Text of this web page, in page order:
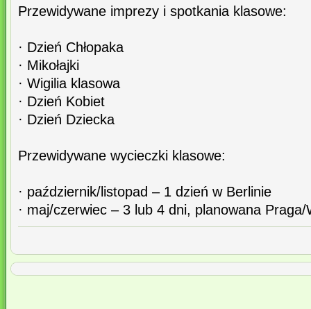
Przewidywane imprezy i spotkania klasowe:
· Dzień Chłopaka
· Mikołajki
· Wigilia klasowa
· Dzień Kobiet
· Dzień Dziecka
Przewidywane wycieczki klasowe:
· październik/listopad – 1 dzień w Berlinie
· maj/czerwiec – 3 lub 4 dni, planowana Praga/